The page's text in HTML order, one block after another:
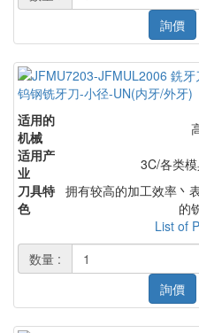
詢價
钨钢铣牙刀-小径-UN(内牙/外牙)
适用的
机械
适用产
业
3C/各类
刀具特
色
拥有较高的加工效率丶
的
List of
数量 :
詢價